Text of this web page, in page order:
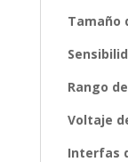
Tamaño
Rango
Voltaje
Interfas